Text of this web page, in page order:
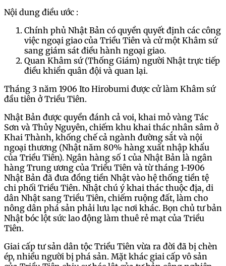
Nội dung điều ước :
Chính phủ Nhật Bản có quyền quyết định các công
việc ngoại giao của Triều Tiên và cử một Khâm sứ
sang giám sát điều hành ngoại giao.
Quan Khâm sứ (Thống Giám) người Nhật trực tiếp
điều khiển quân đội và quan lại.
Tháng 3 năm 1906 Ito Hirobumi được cử làm Khâm sứ
đầu tiên ở Triều Tiên.
Nhật Bản được quyền đánh cả voi, khai mỏ vàng Tác
Sơn và Thủy Nguyên, chiếm khu khai thác nhân sâm ở
Khai Thành, khống chế cả ngành đường sắt và nội
ngoại thương (Nhật năm 80% hàng xuất nhập khẩu
của Triều Tiên). Ngân hàng số 1 của Nhật Bản là ngân
hàng Trung ương của Triều Tiên và từ tháng 1-1906
Nhật Bản đã đưa đồng tiền Nhật vào hệ thống tiền tệ
chi phối Triều Tiên. Nhật chú ý khai thác thuộc địa, di
dân Nhật sang Triều Tiên, chiếm ruộng đất, làm cho
nông dân phá sản phải lưu lạc nơi khác. Bọn chủ tư bản
Nhật bóc lột sức lao động làm thuê rẻ mạt của Triều
Tiên.
Giai cấp tư sản dân tộc Triều Tiên vừa ra đời đã bị chèn
ép, nhiều người bị phá sản. Mặt khác giai cấp vô sản